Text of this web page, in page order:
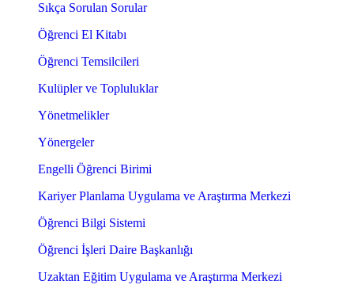
Sıkça Sorulan Sorular
Öğrenci El Kitabı
Öğrenci Temsilcileri
Kulüpler ve Topluluklar
Yönetmelikler
Yönergeler
Engelli Öğrenci Birimi
Kariyer Planlama Uygulama ve Araştırma Merkezi
Öğrenci Bilgi Sistemi
Öğrenci İşleri Daire Başkanlığı
Uzaktan Eğitim Uygulama ve Araştırma Merkezi